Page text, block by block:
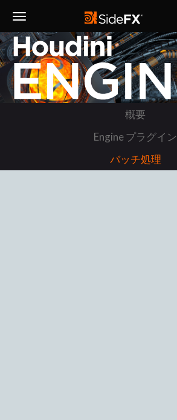
Navigation
概要
Engine プラグイン
バッチ処理